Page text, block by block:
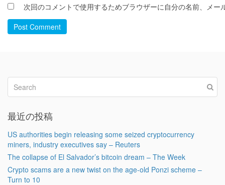
次回のコメントで使用するためブラウザーに自分の名前、メー
Post Comment
最近の投稿
US authorities begin releasing some seized cryptocurrency
miners, industry executives say – Reuters
The collapse of El Salvador’s bitcoin dream – The Week
Crypto scams are a new twist on the age-old Ponzi scheme –
Turn to 10